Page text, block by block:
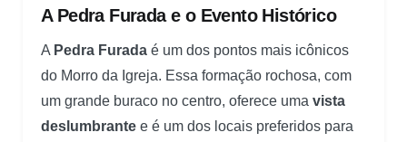
A Pedra Furada e o Evento Histórico
A Pedra Furada é um dos pontos mais icônicos
do Morro da Igreja. Essa formação rochosa, com
um grande buraco no centro, oferece uma vista
deslumbrante e é um dos locais preferidos para